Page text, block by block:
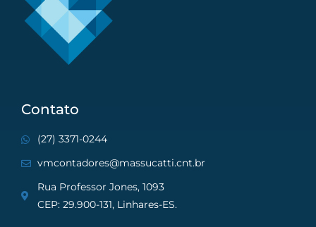
Contato
(27) 3371-0244
vmcontadores@massucatti.cnt.br
Rua Professor Jones, 1093
CEP: 29.900-131, Linhares-ES.